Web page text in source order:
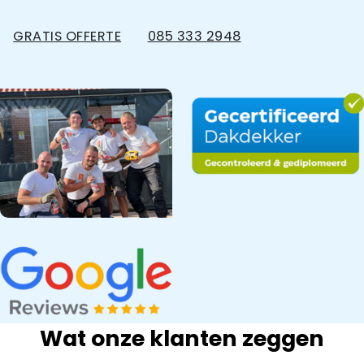
GRATIS OFFERTE 085 333 2948
Wat onze klanten zeggen